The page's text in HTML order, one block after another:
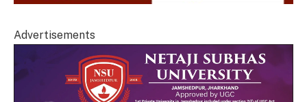
Advertisements
Player